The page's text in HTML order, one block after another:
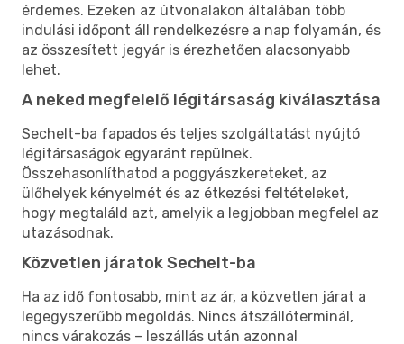
érdemes. Ezeken az útvonalakon általában több
indulási időpont áll rendelkezésre a nap folyamán, és
az összesített jegyár is érezhetően alacsonyabb
lehet.
A neked megfelelő légitársaság kiválasztása
Sechelt-ba fapados és teljes szolgáltatást nyújtó
légitársaságok egyaránt repülnek.
Összehasonlíthatod a poggyászkereteket, az
ülőhelyek kényelmét és az étkezési feltételeket,
hogy megtaláld azt, amelyik a legjobban megfelel az
utazásodnak.
Közvetlen járatok Sechelt-ba
Ha az idő fontosabb, mint az ár, a közvetlen járat a
legegyszerűbb megoldás. Nincs átszállóterminál,
nincs várakozás – leszállás után azonnal